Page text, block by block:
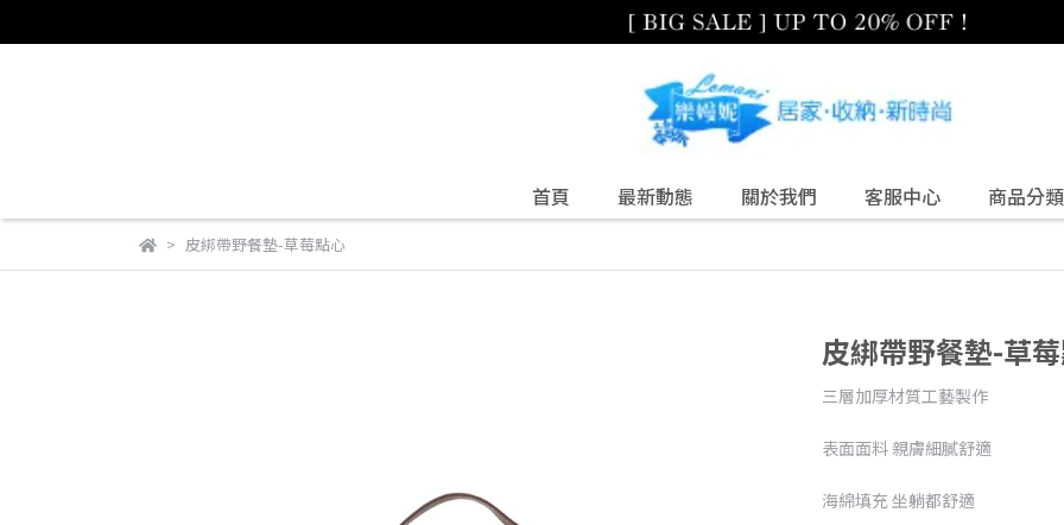
首頁 最新動態 關於我們 客服中心 商品分類
皮綁帶野餐墊-草莓點心
皮綁帶野餐墊-草
三層加厚材質工藝製作
表面面料 親膚細膩舒適
海綿填充 坐躺都舒適